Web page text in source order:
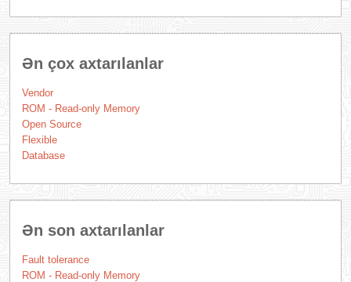
Ən çox axtarılanlar
Vendor
ROM - Read-only Memory
Open Source
Flexible
Database
Ən son axtarılanlar
Fault tolerance
ROM - Read-only Memory